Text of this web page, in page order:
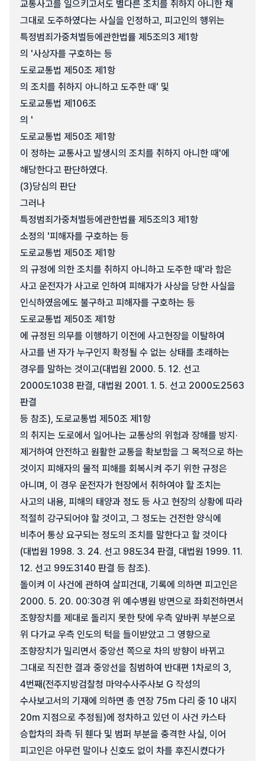
교통사고를 일으키고서도 별다른 조치를 취하지 아니한 채
그대로 도주하였다는 사실을 인정하고, 피고인의 행위는
특정범죄가중처벌등에관한법률 제5조의3 제1항
의 '사상자를 구호하는 등
도로교통법 제50조 제1항
의 조치를 취하지 아니하고 도주한 때' 및
도로교통법 제106조
의 '
도로교통법 제50조 제1항
이 정하는 교통사고 발생시의 조치를 취하지 아니한 때'에
해당한다고 판단하였다.
(3)당심의 판단
그러나
특정범죄가중처벌등에관한법률 제5조의3 제1항
소정의 '피해자를 구호하는 등
도로교통법 제50조 제1항
의 규정에 의한 조치를 취하지 아니하고 도주한 때'라 함은
사고 운전자가 사고로 인하여 피해자가 사상을 당한 사실을
인식하였음에도 불구하고 피해자를 구호하는 등
도로교통법 제50조 제1항
에 규정된 의무를 이행하기 이전에 사고현장을 이탈하여
사고를 낸 자가 누구인지 확정될 수 없는 상태를 초래하는
경우를 말하는 것이고(대법원 2000. 5. 12. 선고
2000도1038 판결, 대법원 2001. 1. 5. 선고 2000도2563
판결
등 참조), 도로교통법 제50조 제1항
의 취지는 도로에서 일어나는 교통상의 위험과 장해를 방지·
제거하여 안전하고 원활한 교통을 확보함을 그 목적으로 하는
것이지 피해자의 물적 피해를 회복시켜 주기 위한 규정은
아니며, 이 경우 운전자가 현장에서 취하여야 할 조치는
사고의 내용, 피해의 태양과 정도 등 사고 현장의 상황에 따라
적절히 강구되어야 할 것이고, 그 정도는 건전한 양식에
비추어 통상 요구되는 정도의 조치를 말한다고 할 것이다
(대법원 1998. 3. 24. 선고 98도34 판결, 대법원 1999. 11.
12. 선고 99도3140 판결 등 참조).
돌이켜 이 사건에 관하여 살피건대, 기록에 의하면 피고인은
2000. 5. 20. 00:30경 위 예수병원 방면으로 좌회전하면서
조향장치를 제대로 돌리지 못한 탓에 우측 앞바퀴 부분으로
위 다가교 우측 인도의 턱을 들이받았고 그 영향으로
조향장치가 밀리면서 중앙선 쪽으로 차의 방향이 바뀌고
그대로 직진한 결과 중앙선을 침범하여 반대편 1차로의 3,
4번째(전주지방검찰청 마약수사주사보 G 작성의
수사보고서의 기재에 의하면 총 연장 75m 다리 중 10 내지
20m 지점으로 추정됨)에 정차하고 있던 이 사건 카스타
승합차의 좌측 뒤 휀다 및 범퍼 부분을 충격한 사실, 이어
피고인은 아무런 말이나 신호도 없이 차를 후진시켰다가